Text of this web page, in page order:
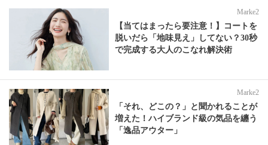
Marke2
【当てはまったら要注意！】コートを
脱いだら「地味見え」してない？30秒
で完成する大人のこなれ解決術
Marke2
「それ、どこの？」と聞かれることが
増えた！ハイブランド級の気品を纏う
「逸品アウター」